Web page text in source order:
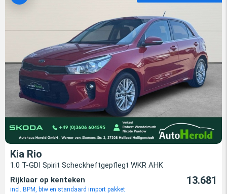
Kia Rio
1.0 T-GDI Spirit Scheckheftgepflegt WKR AHK
Rijklaar op kenteken
incl. BPM, btw en standaard import pakket
13.681